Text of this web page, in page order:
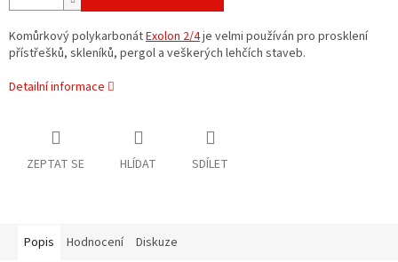
Komůrkový polykarbonátExolon 2/4je velmi používán pro prosklení
přístřešků, skleníků, pergol a veškerých lehčích staveb.
Detailní informace
ZEPTAT SE HLÍDAT SDÍLET
Popis Hodnocení Diskuze